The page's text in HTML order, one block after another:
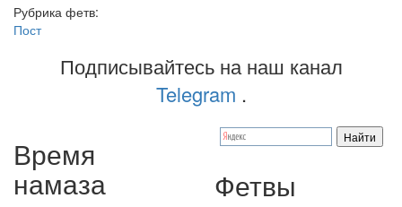
Рубрика фетв:
Пост
Подписывайтесь на наш канал
Telegram .
Время
намаза Фетвы